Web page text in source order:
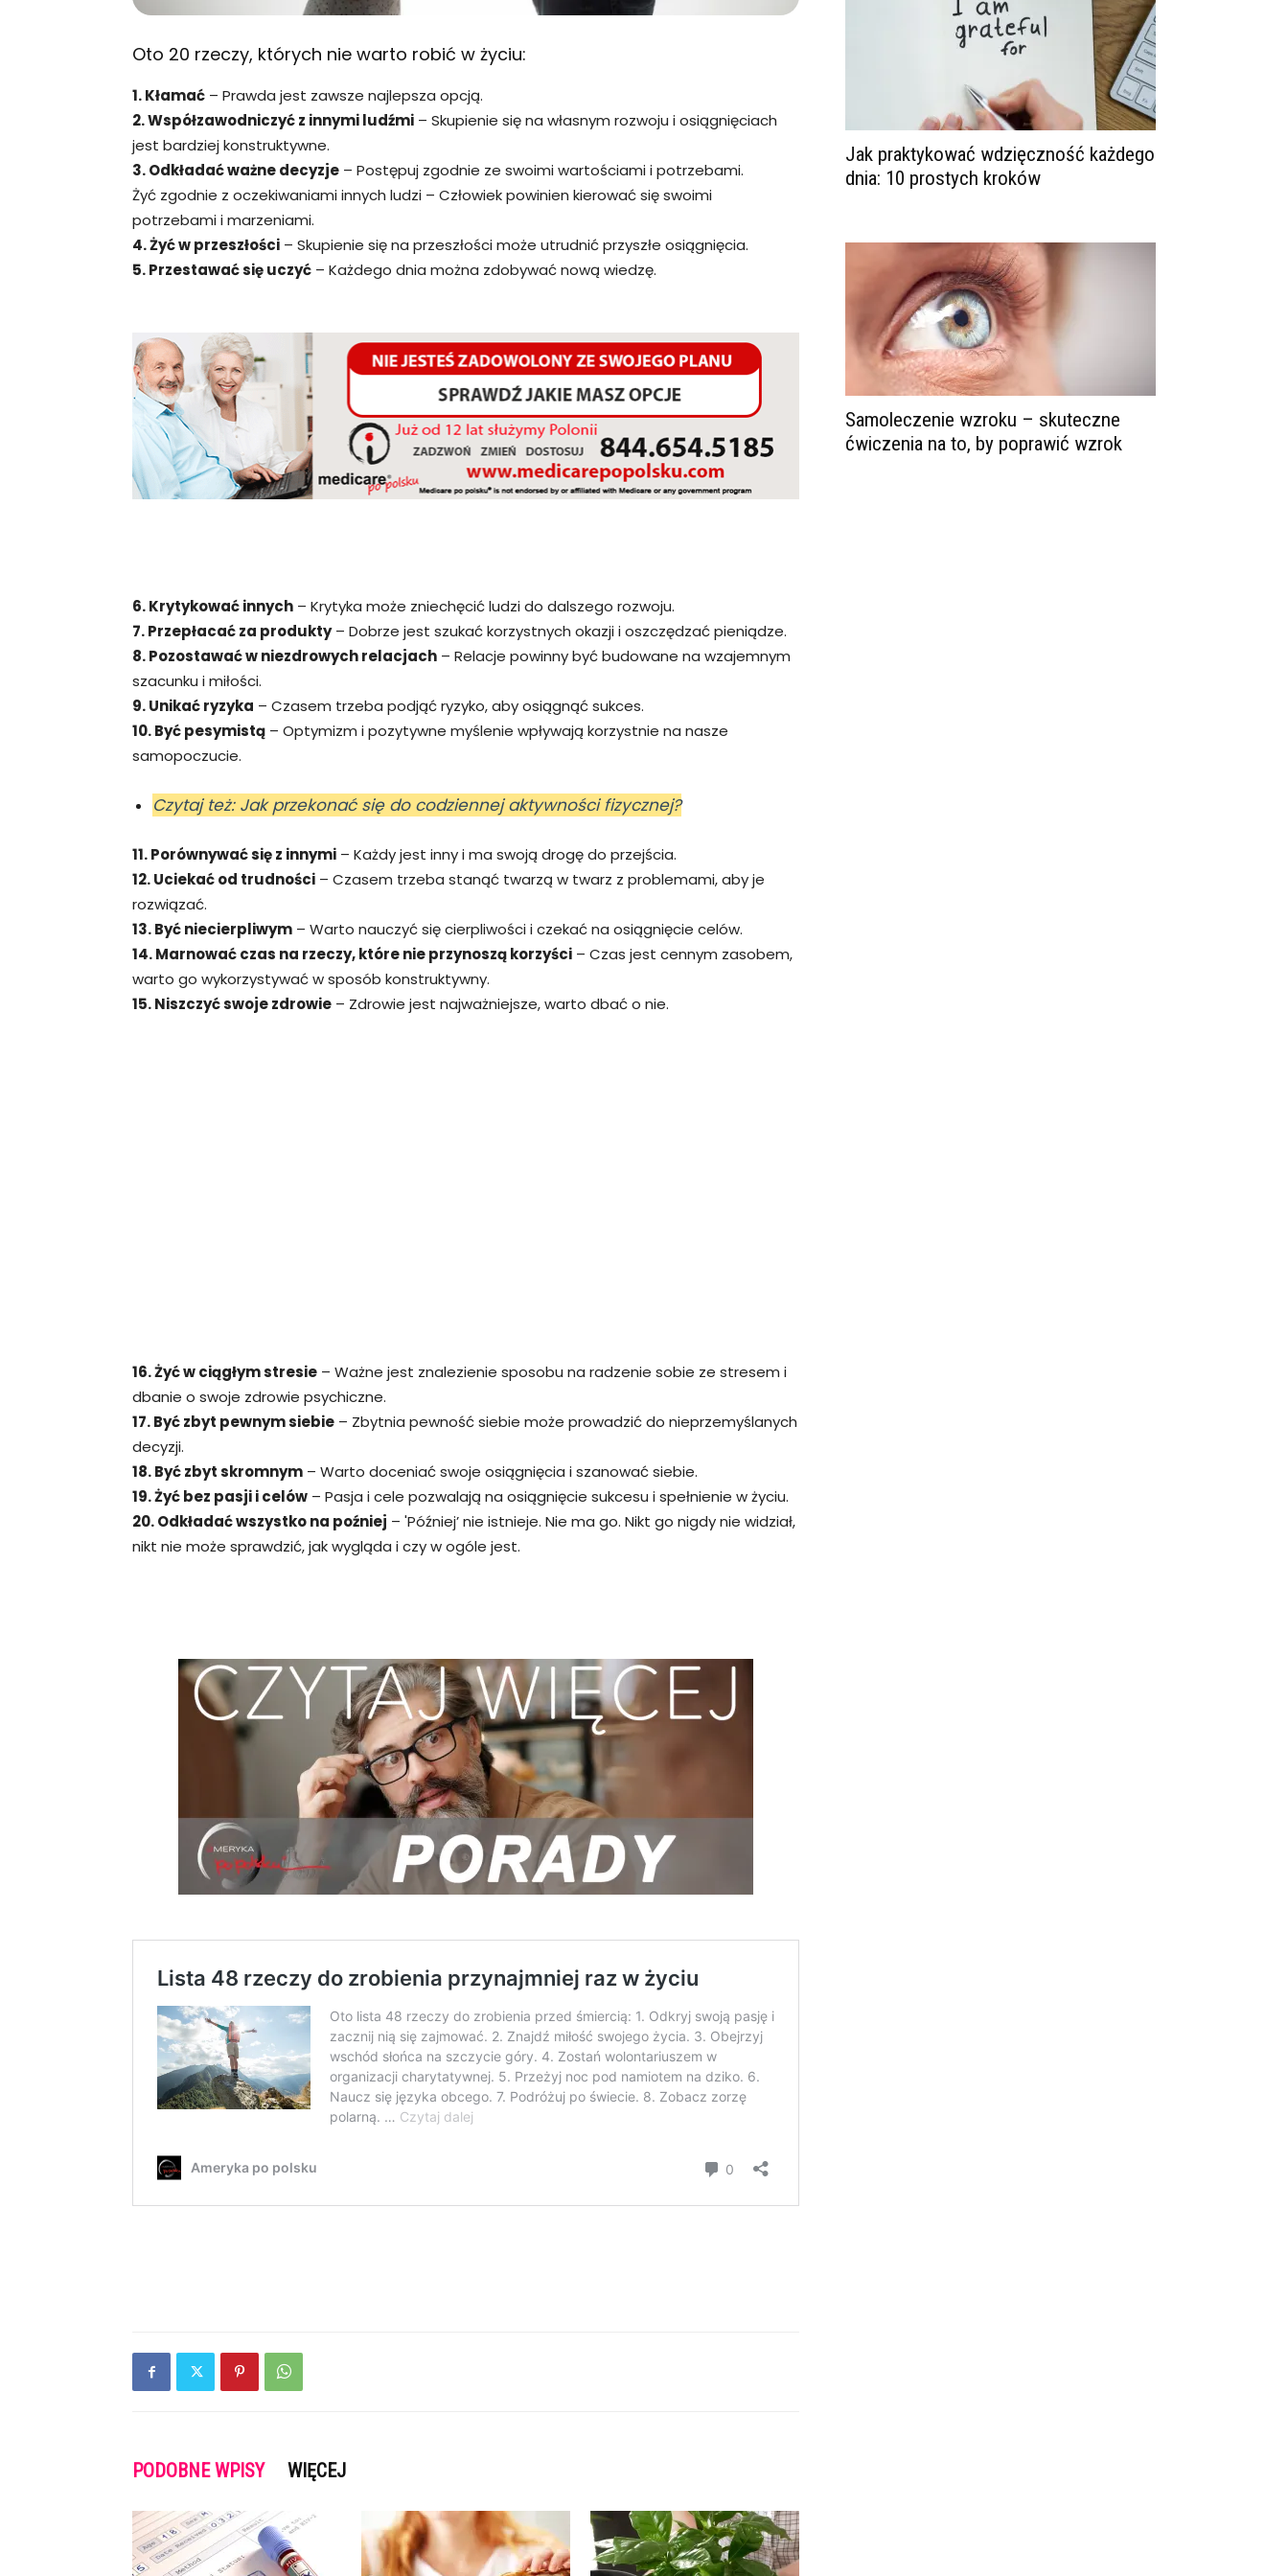
Oto 20 rzeczy, których nie warto robić w życiu:
1. Kłamać – Prawda jest zawsze najlepsza opcją.
2. Współzawodniczyć z innymi ludźmi – Skupienie się na własnym rozwoju i osiągnięciach
jest bardziej konstruktywne.
3. Odkładać ważne decyzje – Postępuj zgodnie ze swoimi wartościami i potrzebami.
Żyć zgodnie z oczekiwaniami innych ludzi – Człowiek powinien kierować się swoimi
potrzebami i marzeniami.
4. Żyć w przeszłości – Skupienie się na przeszłości może utrudnić przyszłe osiągnięcia.
5. Przestawać się uczyć – Każdego dnia można zdobywać nową wiedzę.
6. Krytykować innych – Krytyka może zniechęcić ludzi do dalszego rozwoju.
7. Przepłacać za produkty– Dobrze jest szukać korzystnych okazji i oszczędzać pieniądze.
8. Pozostawać w niezdrowych relacjach – Relacje powinny być budowane na wzajemnym
szacunku i miłości.
9. Unikać ryzyka – Czasem trzeba podjąć ryzyko, aby osiągnąć sukces.
10. Być pesymistą – Optymizm i pozytywne myślenie wpływają korzystnie na nasze
samopoczucie.
Czytaj też: Jak przekonać się do codziennej aktywności fizycznej?
11. Porównywać się z innymi – Każdy jest inny i ma swoją drogę do przejścia.
12. Uciekać od trudności – Czasem trzeba stanąć twarzą w twarz z problemami, aby je
rozwiązać.
13. Być niecierpliwym – Warto nauczyć się cierpliwości i czekać na osiągnięcie celów.
14. Marnować czas na rzeczy, które nie przynoszą korzyści – Czas jest cennym zasobem,
warto go wykorzystywać w sposób konstruktywny.
15. Niszczyć swoje zdrowie – Zdrowie jest najważniejsze, warto dbać o nie.
16. Żyć w ciągłym stresie – Ważne jest znalezienie sposobu na radzenie sobie ze stresem i
dbanie o swoje zdrowie psychiczne.
17. Być zbyt pewnym siebie – Zbytnia pewność siebie może prowadzić do nieprzemyślanych
decyzji.
18. Być zbyt skromnym – Warto doceniać swoje osiągnięcia i szanować siebie.
19. Żyć bez pasji i celów – Pasja i cele pozwalają na osiągnięcie sukcesu i spełnienie w życiu.
20. Odkładać wszystko na poźniej – 'Później’ nie istnieje. Nie ma go. Nikt go nigdy nie widział,
nikt nie może sprawdzić, jak wygląda i czy w ogóle jest.
PODOBNE WPISY WIĘCEJ
Jak praktykować wdzięczność każdego
dnia: 10 prostych kroków
Samoleczenie wzroku – skuteczne
ćwiczenia na to, by poprawić wzrok